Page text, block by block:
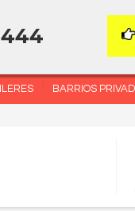
BARRIOS